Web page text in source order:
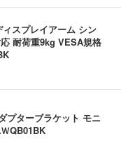
スプレイアーム シン
耐荷重9kg VESA規格
プターブラケット モニ
QB01BK